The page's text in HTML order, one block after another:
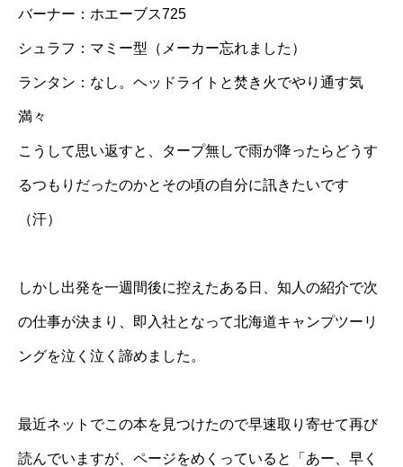
バーナー：ホエーブス725
シュラフ：マミー型（メーカー忘れました）
ランタン：なし。ヘッドライトと焚き火でやり通す気
満々
こうして思い返すと、タープ無しで雨が降ったらどうす
るつもりだったのかとその頃の自分に訊きたいです
（汗）
しかし出発を一週間後に控えたある日、知人の紹介で次
の仕事が決まり、即入社となって北海道キャンプツーリ
ングを泣く泣く諦めました。
最近ネットでこの本を見つけたので早速取り寄せて再び
読んでいますが、ページをめくっていると「あー、早く